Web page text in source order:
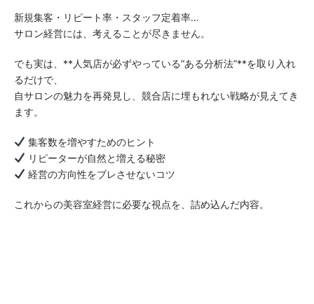
新規集客・リピート率・スタッフ定着率…
サロン経営には、考えることが尽きません。
でも実は、**人気店が必ずやっている“ある分析法”**を取り入れ
るだけで、
自サロンの魅力を再発見し、競合店に埋もれない戦略が見えてき
ます。
集客数を増やすためのヒント
リピーターが自然と増える秘密
経営の方向性をブレさせないコツ
これからの美容室経営に必要な視点を、詰め込んだ内容。